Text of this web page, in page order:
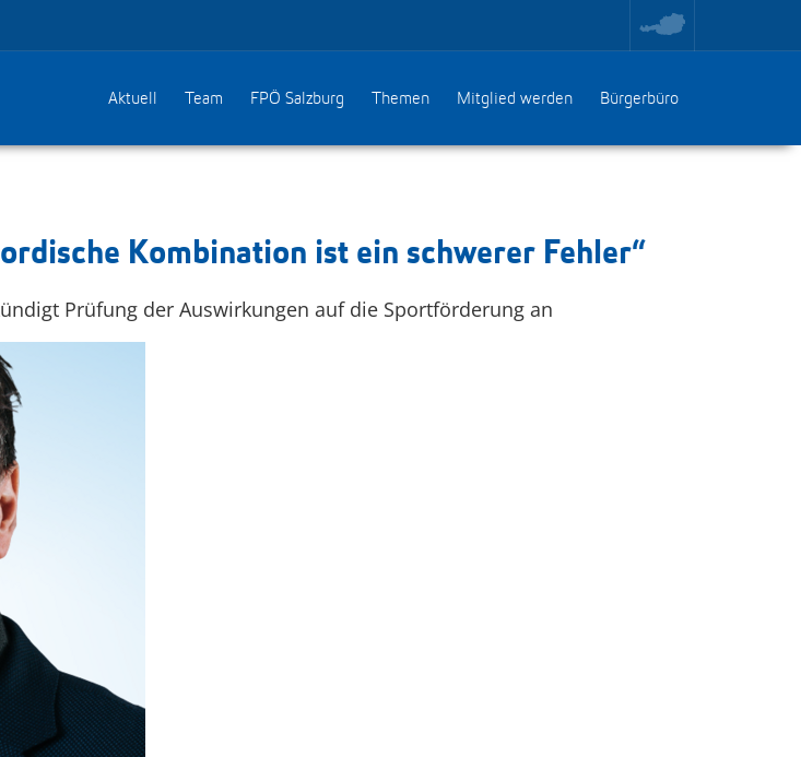
toggle
region
menu
Aktuell Team FPÖ Salzburg Themen Mitglied werden Bürgerbüro
Kombination ist ein schwerer Fehler“
Prüfung der Auswirkungen auf die Sportförderung an